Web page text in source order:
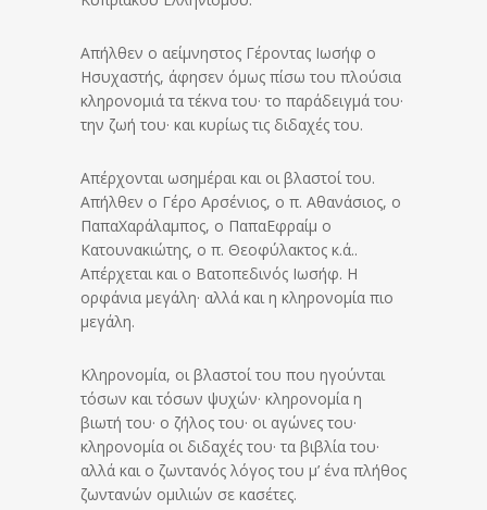
Απήλθεν ο αείμνηστος Γέροντας Ιωσήφ ο
Ησυχαστής, άφησεν όμως πίσω του πλούσια
κληρονομιά τα τέκνα του· το παράδειγμά του·
την ζωή του· και κυρίως τις διδαχές του.
Απέρχονται ωσημέραι και οι βλαστοί του.
Απήλθεν ο Γέρο Αρσένιος, ο π. Αθανάσιος, ο
ΠαπαΧαράλαμπος, ο ΠαπαΕφραίμ ο
Κατουνακιώτης, ο π. Θεοφύλακτος κ.ά..
Απέρχεται και ο Βατοπεδινός Ιωσήφ. Η
ορφάνια μεγάλη· αλλά και η κληρονομία πιο
μεγάλη.
Κληρονομία, οι βλαστοί του που ηγούνται
τόσων και τόσων ψυχών· κληρονομία η
βιωτή του· ο ζήλος του· οι αγώνες του·
κληρονομία οι διδαχές του· τα βιβλία του·
αλλά και ο ζωντανός λόγος του μ’ ένα πλήθος
ζωντανών ομιλιών σε κασέτες.